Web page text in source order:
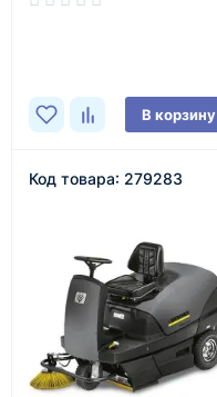
В корзину
Код товара: 279283